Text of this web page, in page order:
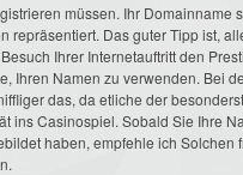
müssen. Ihr Domainname
repräsentiert. Das guter Tipp ist,
Ihrer Internetauftritt den
Ihren Namen zu verwenden. Bei
das, da etliche der
ins Casinospiel. Sobald Sie Ihre
haben, empfehle ich Solchen